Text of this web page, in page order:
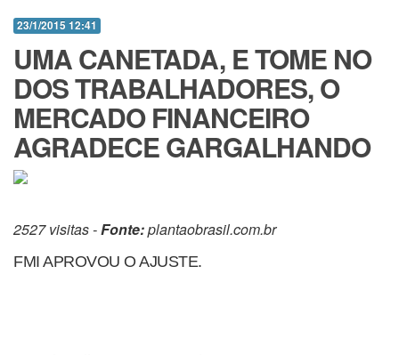
23/1/2015 12:41
UMA CANETADA, E TOME NO
DOS TRABALHADORES, O
MERCADO FINANCEIRO
AGRADECE GARGALHANDO
2527 visitas -Fonte:plantaobrasil.com.br
FMI APROVOU O AJUSTE.